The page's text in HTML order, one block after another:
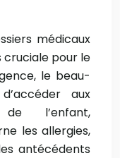
médicaux
cruciale pour le
le beau-
aux
de l’enfant,
les allergies,
antécédents